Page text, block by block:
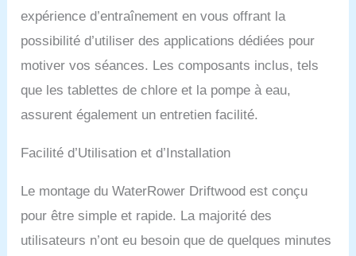
accès à plus de 800
séances d'entraînement,
données spéciaux, des
vidéos de paysages
suivi complet de vos
lors de vos séances.
Profitez d'un service
pièces de rechange et la
garantie pour votre
expérience d’entraînement en vous offrant la
possibilité d’utiliser des applications dédiées pour
motiver vos séances. Les composants inclus, tels
que les tablettes de chlore et la pompe à eau,
assurent également un entretien facilité.
Facilité d’Utilisation et d’Installation
Le montage du WaterRower Driftwood est conçu
pour être simple et rapide. La majorité des
utilisateurs n’ont eu besoin que de quelques minutes